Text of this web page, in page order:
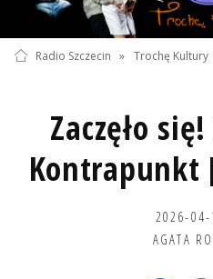
Radio Szczecin » Trochę Kultury
Zaczęło
Kontrapunkt
2026-04-
AGATA